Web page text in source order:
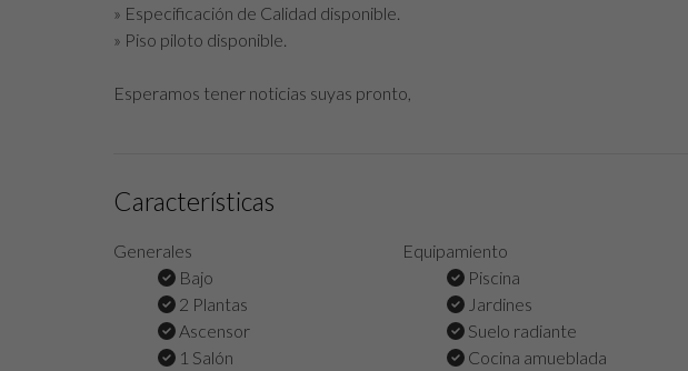
» Especificación de Calidad disponible.
» Piso piloto disponible.
Esperamos tener noticias suyas pronto,
Características
Generales
Bajo
2 Plantas
Ascensor
1 Salón
Equipamiento
Piscina
Jardines
Suelo radiante
Cocina amueblada